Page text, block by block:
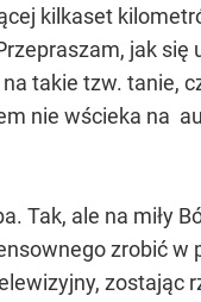
kilkaset
jak się
takie tzw. tanie,
nie wścieka na
Tak, ale na miły
zrobić w
zostając